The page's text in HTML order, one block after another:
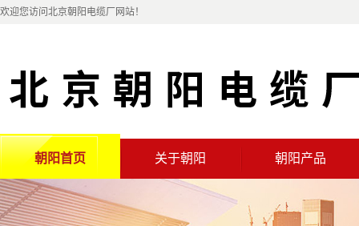
欢迎您访问北京朝阳电缆厂网站！
朝阳首页 关于朝阳 朝阳产品